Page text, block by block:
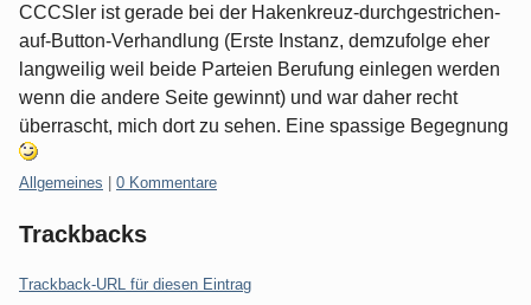
CCCSler ist gerade bei der Hakenkreuz-durchgestrichen-
auf-Button-Verhandlung (Erste Instanz, demzufolge eher
langweilig weil beide Parteien Berufung einlegen werden
wenn die andere Seite gewinnt) und war daher recht
überrascht, mich dort zu sehen. Eine spassige Begegnung
Kategorien:
Allgemeines 0 Kommentare
Trackbacks
Trackback-URL für diesen Eintrag